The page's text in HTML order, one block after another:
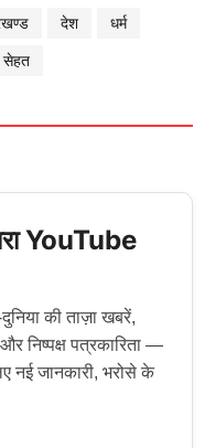
देश
धर्म
सेहत
YouTube
की ताज़ा खबरें,
निष्पक्ष पत्रकारिता —
जानकारी, भरोसे के